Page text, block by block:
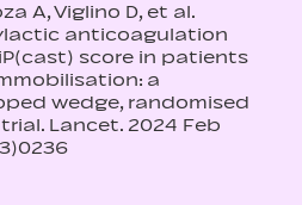
A, Viglino D, et al.
anticoagulation
score in patients
a
wedge, randomised
Lancet. 2024 Feb